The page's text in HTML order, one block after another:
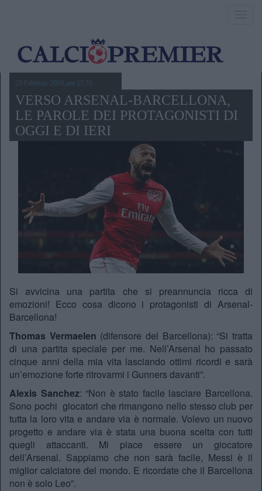
23 Febbraio 2016,ore 13.55
VERSO ARSENAL-BARCELLONA,
LE PAROLE DEI PROTAGONISTI DI
OGGI E DI IERI
Si avvicina una partita che si preannuncia ricca di
emozioni! Ecco cosa dicono i protagonisti di Arsenal-
Barcellona!
Thomas Vermaelen (difensore del Barcellona): “Si tratta
di una partita speciale per me. Nell’Arsenal ho passato
cinque anni della mia vita lasciando ottimi ricordi e sarà
un’emozione forte ritrovarmi i Gunners davanti”.
Alexis Sanchez: “Non è stato facile lasciare Barcellona.
Sono pochi giocatori che rimangono nello stesso club per
tutta la loro vita e andare via è normale. Volevo un nuovo
progetto e andare via è stata una buona scelta con tutti
quegli attaccanti. Mi piace essere un giocatore
dell’Arsenal. Sappiamo che non sarà facile, Messi è il
miglior calciatore del mondo. E ricordate che il Barcellona
non è solo Leo”.